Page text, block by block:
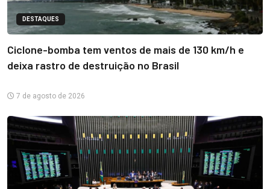
DESTAQUES
Ciclone-bomba tem ventos de mais de 130 km/h e
deixa rastro de destruição no Brasil
7 de agosto de 2026